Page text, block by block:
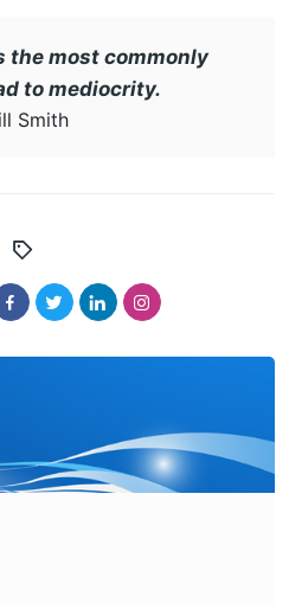
the most commonly
to mediocrity.
Smith